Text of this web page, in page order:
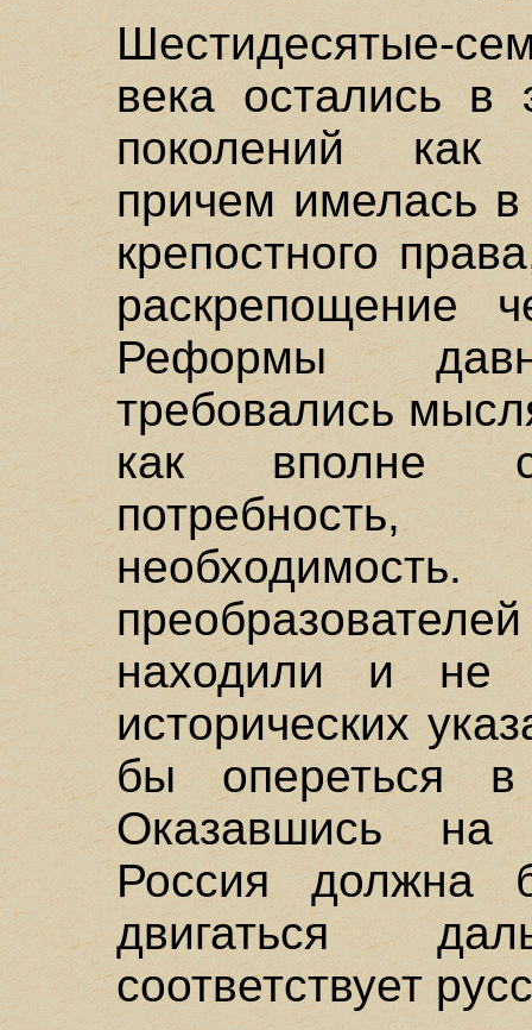
Шестидесятые-
века остались в
поколений как
причем имелась
крепостного
раскрепощение
Реформы
требовались
как вполне
потребность,
находили и не
исторических
бы опереться в
Оказавшись на
Россия должна
двигаться
соответствует